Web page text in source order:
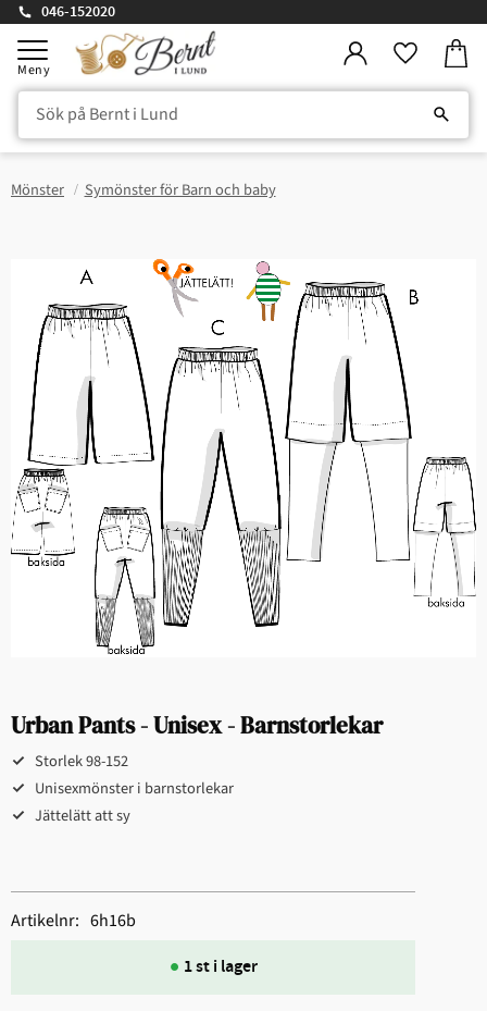
Meny
046-152020
Mönster Symönster för Barn och baby
Urban Pants - Unisex - Barnstorlekar
Storlek 98-152
Unisexmönster i barnstorlekar​​​​​
​​Jättelätt att sy​
1 st i lager
Artikelnr 6h16b